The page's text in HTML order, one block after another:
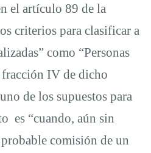
el artículo 89 de la
criterios para clasificar a
como “Personas
fracción IV de dicho
de los supuestos para
es “cuando, aún sin
comisión de un